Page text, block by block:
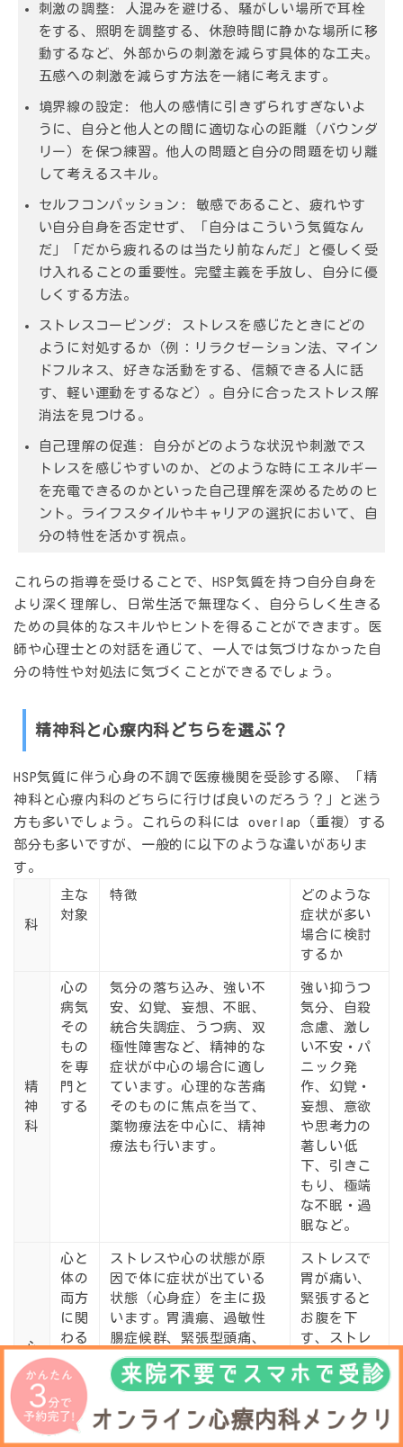
刺激の調整:
人混みを避ける、騒がしい場所で耳栓
をする、照明を調整する、休憩時間に静かな場所に移
動するなど、外部からの刺激を減らす具体的な工夫。
五感への刺激を減らす方法を一緒に考えます。
境界線の設定:
他人の感情に引きずられすぎないよ
うに、自分と他人との間に適切な心の距離（バウンダ
リー）を保つ練習。他人の問題と自分の問題を切り離
して考えるスキル。
セルフコンパッション:
敏感であること、疲れやす
い自分自身を否定せず、「自分はこういう気質なん
だ」「だから疲れるのは当たり前なんだ」と優しく受
け入れることの重要性。完璧主義を手放し、自分に優
しくする方法。
ストレスコーピング:
ストレスを感じたときにどの
ように対処するか（例：リラクゼーション法、マイン
ドフルネス、好きな活動をする、信頼できる人に話
す、軽い運動をするなど）。自分に合ったストレス解
消法を見つける。
自己理解の促進:
自分がどのような状況や刺激でス
トレスを感じやすいのか、どのような時にエネルギー
を充電できるのかといった自己理解を深めるためのヒ
ント。ライフスタイルやキャリアの選択において、自
分の特性を活かす視点。
これらの指導を受けることで、HSP気質を持つ自分自身を
より深く理解し、日常生活で無理なく、自分らしく生きる
ための具体的なスキルやヒントを得ることができます。医
師や心理士との対話を通じて、一人では気づけなかった自
分の特性や対処法に気づくことができるでしょう。
精神科と心療内科どちらを選ぶ？
HSP気質に伴う心身の不調で医療機関を受診する際、「精
神科と心療内科のどちらに行けば良いのだろう？」と迷う
方も多いでしょう。これらの科には overlap（重複）する
部分も多いですが、一般的に以下のような違いがありま
す。
科
主な
対象
特徴
どのような
症状が多い
場合に検討
するか
精
神
科
心の
病気
その
もの
を専
門と
する
気分の落ち込み、強い不
安、幻覚、妄想、不眠、
統合失調症、うつ病、双
極性障害など、 精神的な
症状が中心の場合に適し
ています。心理的な苦痛
そのものに焦点を当て、
薬物療法を中心に、精神
療法も行います。
強い抑うつ
気分、自殺
念慮、激し
い不安・パ
ニック発
作、幻覚・
妄想、意欲
や思考力の
著しい低
下、引きこ
もり、極端
な不眠・過
眠など。
心
療
内
科
心と
体の
両方
に関
わる
病気
（心
身
症）
を専
ストレスや心の状態が原
因で体に症状が出ている
状態（心身症）を主に扱
います。胃潰瘍、過敏性
腸症候群、緊張型頭痛、
高血圧、喘息などが、心
理的要因によって悪化し
ている場合などに適して
います。精神的な症状と
ストレスで
胃が痛い、
緊張すると
お腹を下
す、ストレ
ス性の頭痛
やめまい、
吸、慢性的